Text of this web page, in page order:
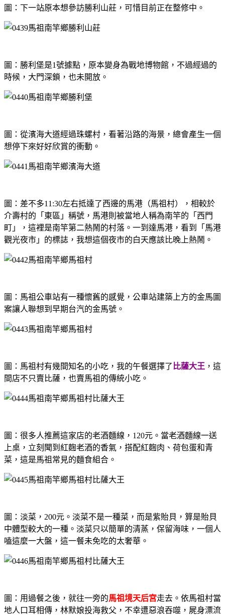
圖：下一站原本想參訪勝利山莊，可惜目前正在整修中。
圖：勝利堡是1號據點，原本變身為戰地博物館，不過經過的
時候，大門深鎖，也未開放。
圖：從濱海大道經過珠螺村，看著沿路的海景，總會產生一個
想停下來好好欣賞的衝動。
圖：差不多11:30左右抵達了西邊的馬港（馬祖村），相較於
介壽村的「東區」稱號，馬港則被當地人稱為南竿的「西門
町」，這裡是南竿第二熱鬧的村落。一到達馬港，看到「馬港
觀光夜市」的標誌，我想這個夜市的白天應該比晚上熱鬧。
圖：馬祖公車站有一種懷舊的感覺，公車站建築上方的金馬圖
案讓人聯想到早期台汽的金馬號。
圖：馬祖村有幾間知名的小吃，我的午餐選擇了 比薩大王 ，這
間店不只賣比薩，也賣馬祖的傳統小吃。
圖：很多人推薦這家店的老酒麵線，120元。當老酒麵線一送
上桌，立刻聞到紅麴老酒的香氣，搭配紅麴肉、荷包蛋和青
菜，這是馬祖常見的麵食組合。
圖：淡菜，200元。淡菜不是一種菜，而是紫貽貝，算是貽貝
中體型較大的一種。淡菜只以簡單的清蒸，保留海味，一個人
嗑這麼一大盤，這一餐未免吃的太奢華。
圖：用過餐之後，就往一旁的馬祖境天后宮走去。依馬祖村當
地人口耳相傳，林默娘投海救父，不幸遭惡浪吞噬，屍身漂流